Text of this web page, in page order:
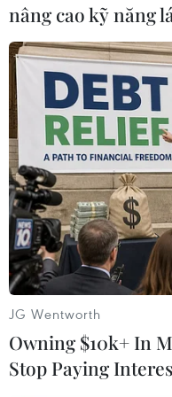
đến đông bắc cấp
đến 25 độC, nhiệt
C./.
Lý Thanh
nâng cao kỹ năng
JG Wentworth
Owning $10k+ In
Stop Paying